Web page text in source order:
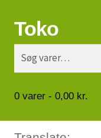
Spring
til
navigation
Spring
til
indhold
Toko
Turbåde
Put & Take
efter:
Søg
0 varer -0,00 kr.